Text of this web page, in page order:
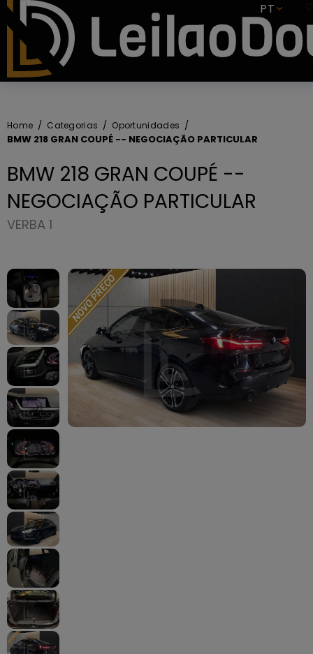
PT
Home Categorias Oportunidades
BMW 218 GRAN COUPÉ -- NEGOCIAÇÃO PARTICULAR
BMW 218 GRAN COUPÉ --
NEGOCIAÇÃO PARTICULAR
VERBA 1
SUBSCREVER